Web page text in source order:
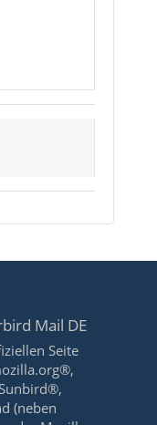
Mail DE
Seite
(neben